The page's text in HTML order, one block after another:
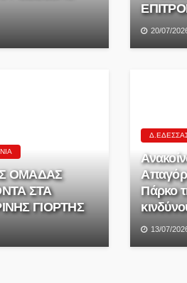
20/07/
ΟΜΑΔΑΣ
ΣΤΑ
ΓΙΟΡΤΗΣ
Πάρκο
13/07/